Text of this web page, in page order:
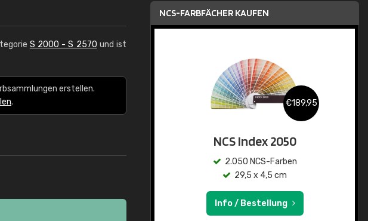
S 2000 - S 2570 und ist
erstellen.
.
NCS-FARBFÄCHER KAUFEN
€189,95
NCS Index 2050
2.050 NCS-Farben
29,5 x 4,5 cm
Info / Bestellung